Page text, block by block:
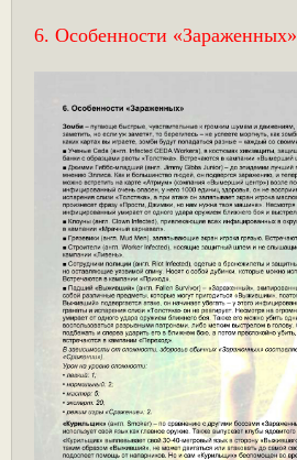
6. Особенности «Зараженных»